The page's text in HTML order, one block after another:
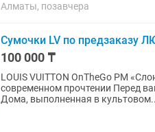
Алматы, позавчера
Сумочки LV по предзаказу
100 000 ₸
LOUIS VUITTON OnTheGo PM «Слоновая
современном прочтении Перед вами — одна из самых узнаваемых моделей французского
Дома, выполненная в